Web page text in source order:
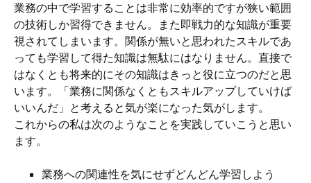
業務の中で学習することは非常に効率的ですが狭い範囲
の技術しか習得できません。また即戦力的な知識が重要
視されてしまいます。関係が無いと思われたスキルであ
っても学習して得た知識は無駄にはなりません。直接で
はなくとも将来的にその知識はきっと役に立つのだと思
います。「業務に関係なくともスキルアップしていけば
いいんだ」と考えると気が楽になった気がします。
これからの私は次のようなことを実践していこうと思い
ます。
業務への関連性を気にせずどんどん学習しよう